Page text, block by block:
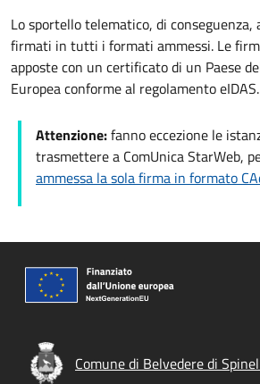
Lo sportello telematico, di
firmati in tutti i formati ammessi. Le
apposte con un certificato di un Paese
Europea conforme al regolamento eIDAS.
Attenzione:fanno eccezione le
trasmettere a ComUnica StarWeb,
ammessa la sola firma in formato
Comune di Belvedere di